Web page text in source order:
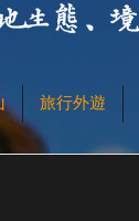
旅行外遊